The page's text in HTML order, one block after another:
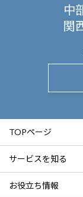
中
関
TOPページ
サービスを知る
お役立ち情報